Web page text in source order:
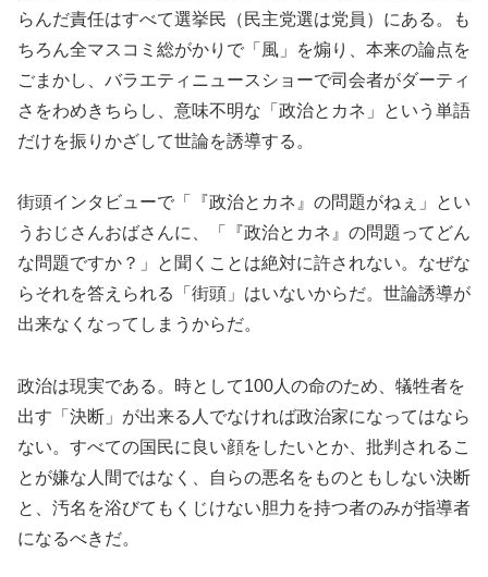
らんだ責任はすべて選挙民（民主党選は党員）にある。も
ちろん全マスコミ総がかりで「風」を煽り、本来の論点を
ごまかし、バラエティニュースショーで司会者がダーティ
さをわめきちらし、意味不明な「政治とカネ」という単語
だけを振りかざして世論を誘導する。
街頭インタビューで「『政治とカネ』の問題がねぇ」とい
うおじさんおばさんに、「『政治とカネ』の問題ってどん
な問題ですか？」と聞くことは絶対に許されない。なぜな
らそれを答えられる「街頭」はいないからだ。世論誘導が
出来なくなってしまうからだ。
政治は現実である。時として100人の命のため、犠牲者を
出す「決断」が出来る人でなければ政治家になってはなら
ない。すべての国民に良い顔をしたいとか、批判されるこ
とが嫌な人間ではなく、自らの悪名をものともしない決断
と、汚名を浴びてもくじけない胆力を持つ者のみが指導者
になるべきだ。